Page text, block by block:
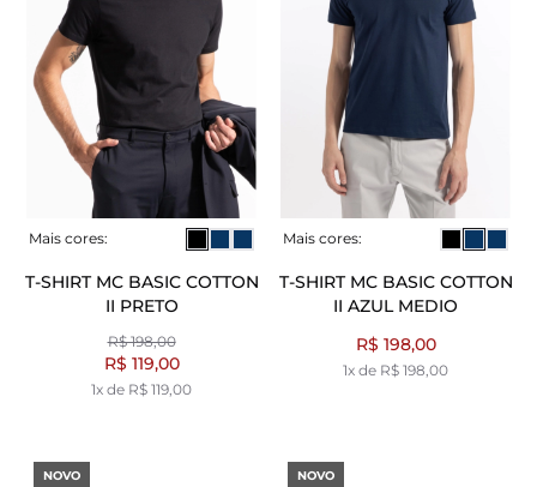
Mais cores:
T-SHIRT MC BASIC COTTON
II PRETO
R$ 198,00
R$ 119,00
1x de R$ 119,00
Mais cores:
T-SHIRT MC BASIC COTTON
II AZUL MEDIO
R$ 198,00
1x de R$ 198,00
NOVO NOVO